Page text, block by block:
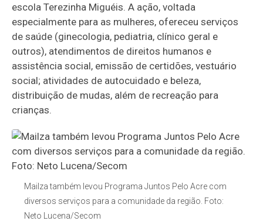
escola Terezinha Miguéis. A ação, voltada
especialmente para as mulheres, ofereceu serviços
de saúde (ginecologia, pediatria, clínico geral e
outros), atendimentos de direitos humanos e
assistência social, emissão de certidões, vestuário
social; atividades de autocuidado e beleza,
distribuição de mudas, além de recreação para
crianças.
Mailza também levou Programa Juntos Pelo Acre com
diversos serviços para a comunidade da região. Foto:
Neto Lucena/Secom